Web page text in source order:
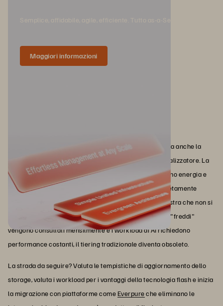
Semplice, affidabile, agile, efficiente. Tutto as-a-Service.
Maggiori informazioni
Il flash storage non è solo un'evoluzione tecnologica, ma anche la
trasformazione dell'infrastruttura dati da vincolo a catalizzatore. La
memoria flash offre una latenza migliore, consuma meno energia e
costa meno rispetto ai sistemi a disco quando è completamente
contabilizzata. Con oltre 11.000 clienti, Everpure dimostra che non si
tratta di proiezioni ma di realtà misurate. Quando i dati "freddi"
vengono consultati mensilmente e i workload di AI richiedono
performance costanti, il tiering tradizionale diventa obsoleto.
La strada da seguire? Valuta le tempistiche di aggiornamento dello
storage, valuta i workload per i vantaggi della tecnologia flash e inizia
la migrazione con piattaforme comeEverpureche eliminano le